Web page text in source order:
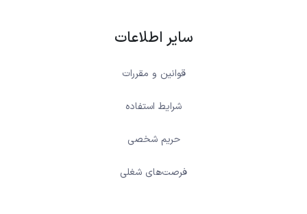
سایر اطلاعات
قوانین و مقررات
شرایط استفاده
حریم شخصی
فرصت‌های شغلی